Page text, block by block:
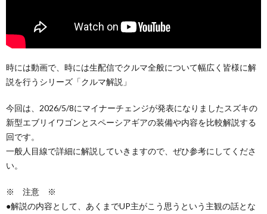
時には動画で、時には生配信でクルマ全般について幅広く皆様に解
説を行うシリーズ「クルマ解説」
今回は、2026/5/8にマイナーチェンジが発表になりましたスズキの
新型エブリイワゴンとスペーシアギアの装備や内容を比較解説する
回です。
一般人目線で詳細に解説していきますので、ぜひ参考にしてくださ
い。
※ 注意 ※
●解説の内容として、あくまでUP主がこう思うという主観の話とな